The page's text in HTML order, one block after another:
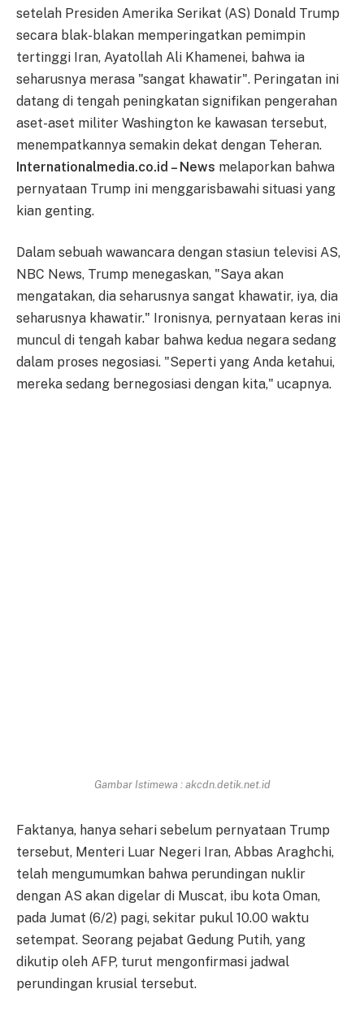
setelah Presiden Amerika Serikat (AS) Donald Trump
secara blak-blakan memperingatkan pemimpin
tertinggi Iran, Ayatollah Ali Khamenei, bahwa ia
seharusnya merasa "sangat khawatir". Peringatan ini
datang di tengah peningkatan signifikan pengerahan
aset-aset militer Washington ke kawasan tersebut,
menempatkannya semakin dekat dengan Teheran.
Internationalmedia.co.id – News melaporkan bahwa
pernyataan Trump ini menggarisbawahi situasi yang
kian genting.
Dalam sebuah wawancara dengan stasiun televisi AS,
NBC News, Trump menegaskan, "Saya akan
mengatakan, dia seharusnya sangat khawatir, iya, dia
seharusnya khawatir." Ironisnya, pernyataan keras ini
muncul di tengah kabar bahwa kedua negara sedang
dalam proses negosiasi. "Seperti yang Anda ketahui,
mereka sedang bernegosiasi dengan kita," ucapnya.
Gambar Istimewa : akcdn.detik.net.id
Faktanya, hanya sehari sebelum pernyataan Trump
tersebut, Menteri Luar Negeri Iran, Abbas Araghchi,
telah mengumumkan bahwa perundingan nuklir
dengan AS akan digelar di Muscat, ibu kota Oman,
pada Jumat (6/2) pagi, sekitar pukul 10.00 waktu
setempat. Seorang pejabat Gedung Putih, yang
dikutip oleh AFP, turut mengonfirmasi jadwal
perundingan krusial tersebut.